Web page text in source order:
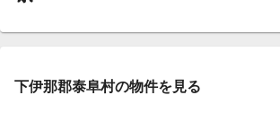
下伊那郡泰阜村の物件を見る